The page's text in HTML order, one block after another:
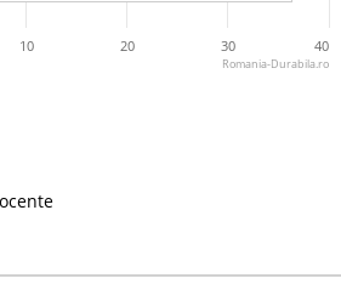
10 20 30 40
Romania-Durabila.ro